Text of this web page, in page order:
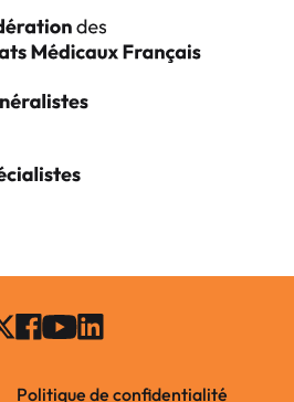
Politique de confidentialité